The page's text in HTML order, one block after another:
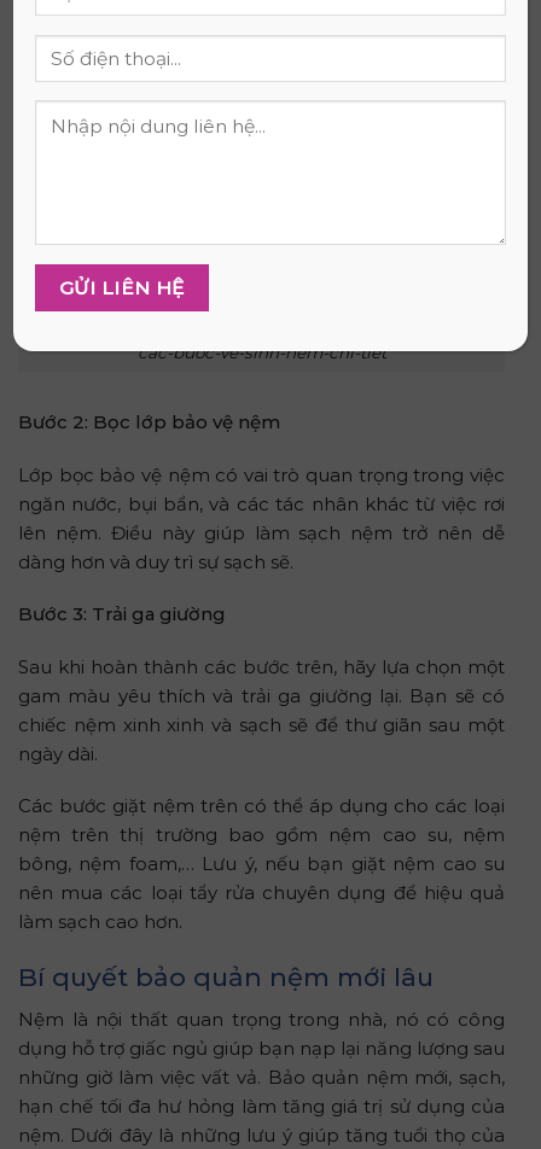
cac-buoc-ve-sinh-nem-chi-tiet
Bước 2: Bọc lớp bảo vệ nệm
Lớp bọc bảo vệ nệm có vai trò quan trọng trong việc
ngăn nước, bụi bẩn, và các tác nhân khác từ việc rơi
lên nệm. Điều này giúp làm sạch nệm trở nên dễ
dàng hơn và duy trì sự sạch sẽ.
Bước 3: Trải ga giường
Sau khi hoàn thành các bước trên, hãy lựa chọn một
gam màu yêu thích và trải ga giường lại. Bạn sẽ có
chiếc nệm xinh xinh và sạch sẽ để thư giãn sau một
ngày dài.
Các bước giặt nệm trên có thể áp dụng cho các loại
nệm trên thị trường bao gồm nệm cao su, nệm
bông, nệm foam,… Lưu ý, nếu bạn giặt nệm cao su
nên mua các loại tẩy rửa chuyên dụng để hiệu quả
làm sạch cao hơn.
Bí quyết bảo quản nệm mới lâu
Nệm là nội thất quan trọng trong nhà, nó có công
dụng hỗ trợ giấc ngủ giúp bạn nạp lại năng lượng sau
những giờ làm việc vất vả. Bảo quản nệm mới, sạch,
hạn chế tối đa hư hỏng làm tăng giá trị sử dụng của
nệm. Dưới đây là những lưu ý giúp tăng tuổi thọ của